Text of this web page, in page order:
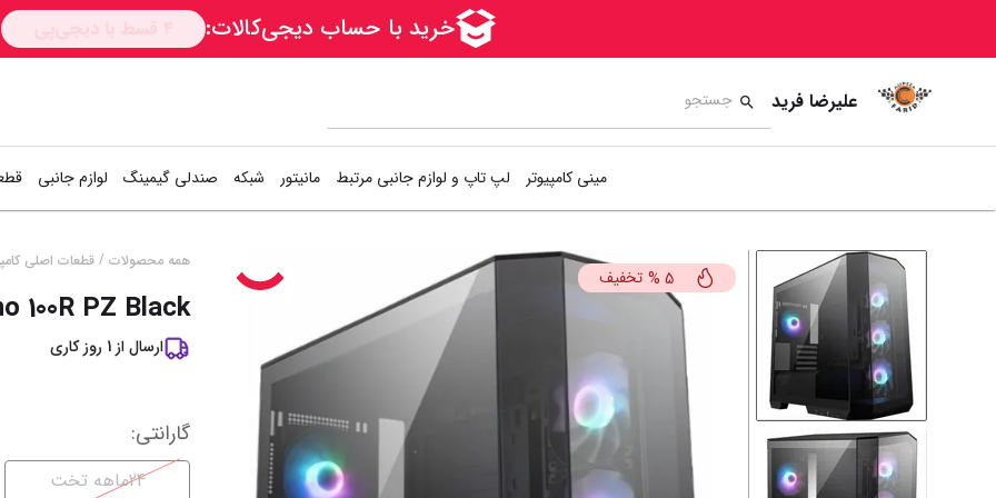
علیرضا فرید
مینی کامپیوتر لپ تاپ و لوازم جانبی مرتبط مانیتور شبکه
کارت شبکه
Access Point
مودم / روتر
نمایش همه محصولات
صندلی گیمینگ لوازم جانبی
دسته بازی
کیبورد و موس
فن کیس
5
% تخفیف
همه محصولات / قطعات اصلی
100R PZ Black
ارسال از 1 روز کاری
گارانتی:
24ماهه تخت